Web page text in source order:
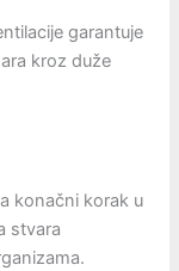
garantuje
kroz duže
konačni korak u
stvara